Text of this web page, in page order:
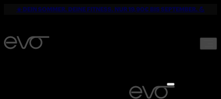
☀️ DEIN SOMMER. DEINE FITNESS. NUR 19,90€ BIS SEPTEMBER. 💪